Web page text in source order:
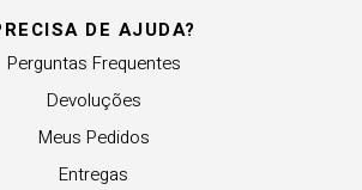
DE AJUDA?
Perguntas Frequentes
Devoluções
Meus Pedidos
Entregas